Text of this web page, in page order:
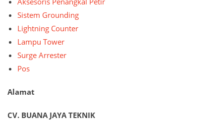
Sistem Grounding
Lightning Counter
Lampu Tower
Surge Arrester
Pos
Alamat
CV. BUANA JAYA TEKNIK